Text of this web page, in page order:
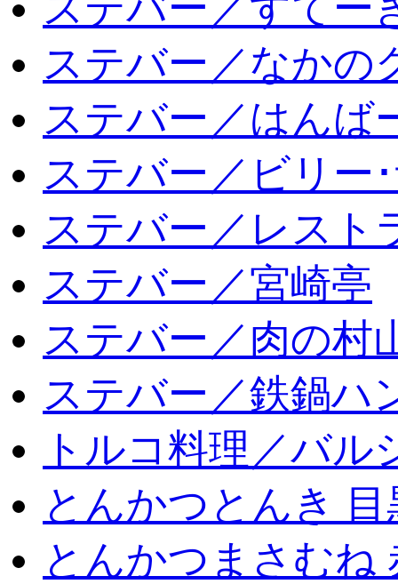
ステバー／なかの
ステバー／はんば
ステバー／ビリー
ステバー／レスト
ステバー／宮崎亭
ステバー／肉の村
ステバー／鉄鍋ハ
トルコ料理／バル
とんかつとんき
とんかつまさむね